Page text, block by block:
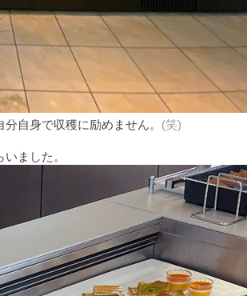
自身で収穫に励めません。 (笑)
ました。